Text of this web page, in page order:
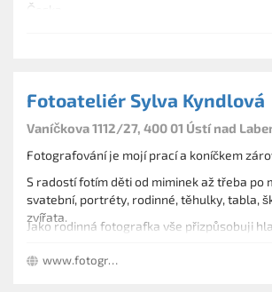
Česka.
Fotoateliér Sylva Kyndlová
Vaníčkova 1112/27, 400 01 Ústí nad
Fotografování je mojí prací a koníčkem
S radostí fotím děti od miminek až třeba po
svatební, portréty, rodinné, těhulky, tabla,
zvířata.
Jako rodinná fotografka vše přizpůsobuji
Prostřednictvím fotografie ráda přináším
www.fotografka-sylvakyndlova.cz